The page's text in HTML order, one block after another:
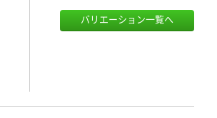
バリエーション一覧へ